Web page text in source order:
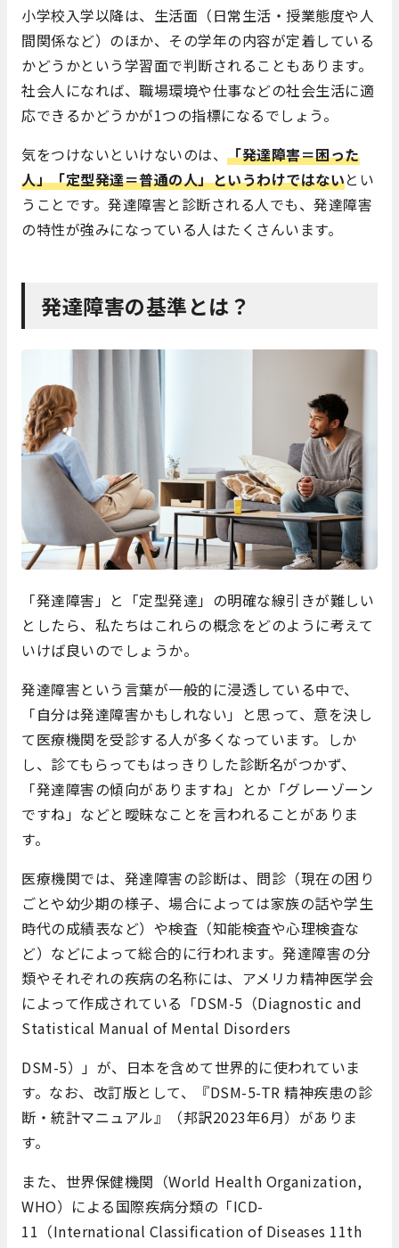
小学校入学以降は、生活面（日常生活・授業態度や人
間関係など）のほか、その学年の内容が定着している
かどうかという学習面で判断されることもあります。
社会人になれば、職場環境や仕事などの社会生活に適
応できるかどうかが1つの指標になるでしょう。
気をつけないといけないのは、 「発達障害＝困った
人」「定型発達＝普通の人」というわけではないとい
うことです。発達障害と診断される人でも、発達障害
の特性が強みになっている人はたくさんいます。
発達障害の基準とは？
「発達障害」と「定型発達」の明確な線引きが難しい
としたら、私たちはこれらの概念をどのように考えて
いけば良いのでしょうか。
発達障害という言葉が一般的に浸透している中で、
「自分は発達障害かもしれない」と思って、意を決し
て医療機関を受診する人が多くなっています。しか
し、診てもらってもはっきりした診断名がつかず、
「発達障害の傾向がありますね」とか「グレーゾーン
ですね」などと曖昧なことを言われることがありま
す。
医療機関では、発達障害の診断は、問診（現在の困り
ごとや幼少期の様子、場合によっては家族の話や学生
時代の成績表など）や検査（知能検査や心理検査な
ど）などによって総合的に行われます。発達障害の分
類やそれぞれの疾病の名称には、アメリカ精神医学会
によって作成されている「DSM-5（Diagnostic and
Statistical Manual of Mental Disorders
DSM-5） 」が、日本を含めて世界的に使われていま
す。なお、改訂版として、『DSM-5-TR 精神疾患の診
断・統計マニュアル』（邦訳2023年6月）がありま
す。
また、世界保健機関（World Health Organization,
WHO）による国際疾病分類の「ICD-
11 （International Classification of Diseases 11th